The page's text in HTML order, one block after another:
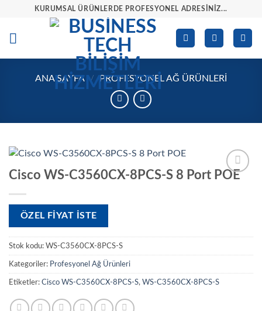
KURUMSAL ÜRÜNLERDE PROFESYONEL ADRESINIZ...
ANA SAYFA / PROFESYONEL AĞ ÜRÜNLERI
Cisco WS-C3560CX-8PCS-S 8 Port POE
ÖZEL FIYAT ISTE
Stok kodu: WS-C3560CX-8PCS-S
Kategoriler: Profesyonel Ağ Ürünleri
Etiketler: Cisco WS-C3560CX-8PCS-S, WS-C3560CX-8PCS-S